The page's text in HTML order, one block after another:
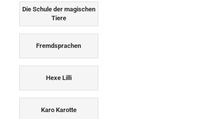
Die Schule der magischen
Tiere
Fremdsprachen
Hexe Lilli
Karo Karotte